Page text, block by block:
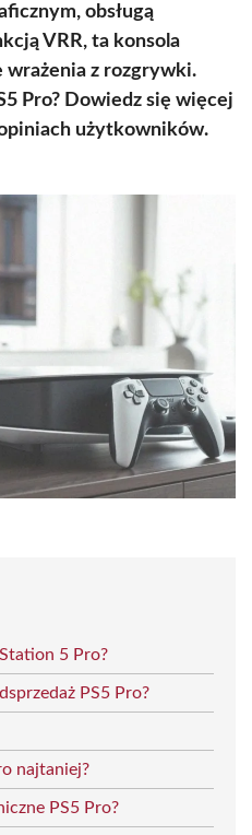
obsługą
VRR, ta konsola
z rozgrywki.
Pro? Dowiedz się więcej
użytkowników.
5 Pro?
PS5 Pro?
najtaniej?
PS5 Pro?